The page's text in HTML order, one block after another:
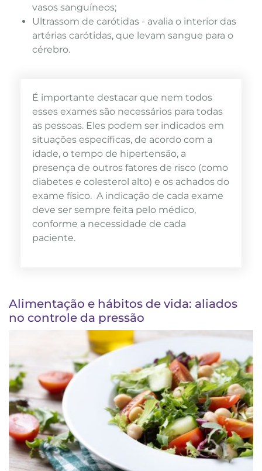
vasos sanguíneos;
Ultrassom de carótidas - avalia o interior das
artérias carótidas, que levam sangue para o
cérebro.
É importante destacar que nem todos
esses exames são necessários para todas
as pessoas. Eles podem ser indicados em
situações específicas, de acordo com a
idade, o tempo de hipertensão, a
presença de outros fatores de risco (como
diabetes e colesterol alto) e os achados do
exame físico. A indicação de cada exame
deve ser sempre feita pelo médico,
conforme a necessidade de cada
paciente.
Alimentação e hábitos de vida: aliados
no controle da pressão